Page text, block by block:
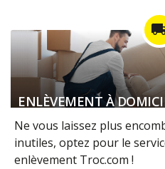
ENLÈVEMENT À
Ne vous laissez plus
inutiles, optez pour le
enlèvement Troc.com !